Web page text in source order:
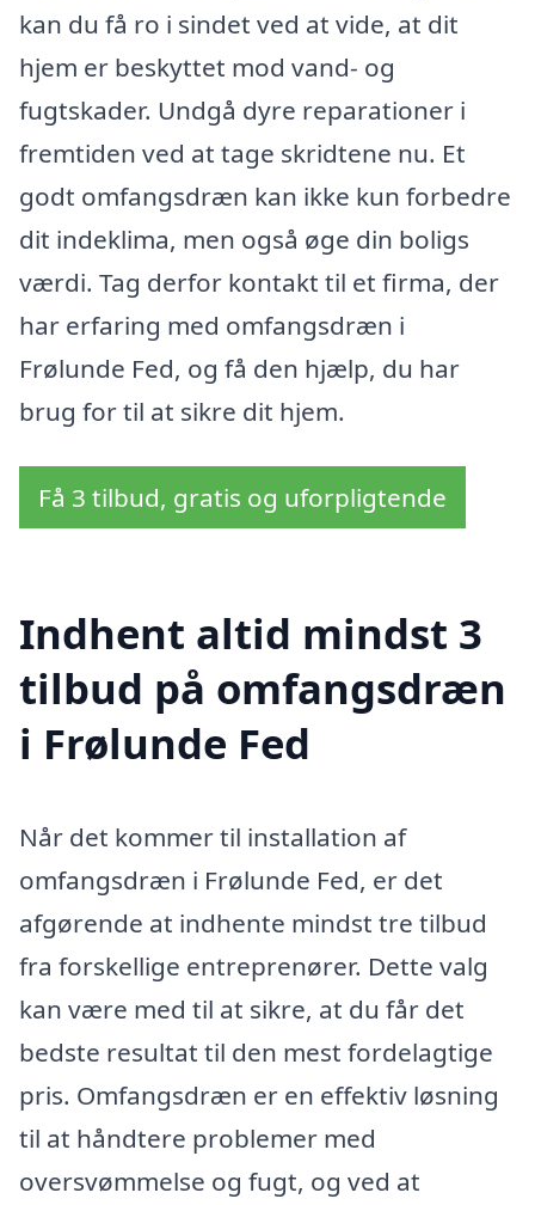
kan du få ro i sindet ved at vide, at dit
hjem er beskyttet mod vand- og
fugtskader. Undgå dyre reparationer i
fremtiden ved at tage skridtene nu. Et
godt omfangsdræn kan ikke kun forbedre
dit indeklima, men også øge din boligs
værdi. Tag derfor kontakt til et firma, der
har erfaring med omfangsdræn i
Frølunde Fed, og få den hjælp, du har
brug for til at sikre dit hjem.
Få 3 tilbud, gratis og uforpligtende
Indhent altid mindst 3
tilbud på omfangsdræn
i Frølunde Fed
Når det kommer til installation af
omfangsdræn i Frølunde Fed, er det
afgørende at indhente mindst tre tilbud
fra forskellige entreprenører. Dette valg
kan være med til at sikre, at du får det
bedste resultat til den mest fordelagtige
pris. Omfangsdræn er en effektiv løsning
til at håndtere problemer med
oversvømmelse og fugt, og ved at